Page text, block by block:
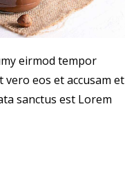
eirmod tempor
eos et accusam et
sanctus est Lorem